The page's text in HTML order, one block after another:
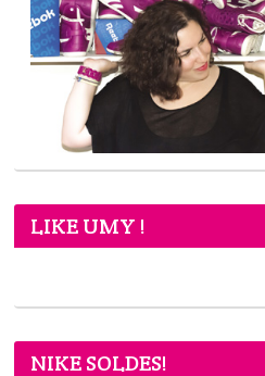
LIKE UMY !
NIKE SOLDES!